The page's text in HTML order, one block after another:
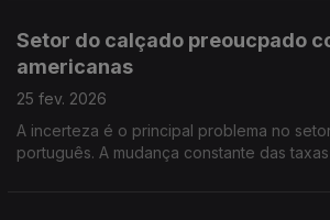
Setor do calçado preoucpado
americanas
25 fev. 2026
A incerteza é o principal problema no
português. A mudança constante das